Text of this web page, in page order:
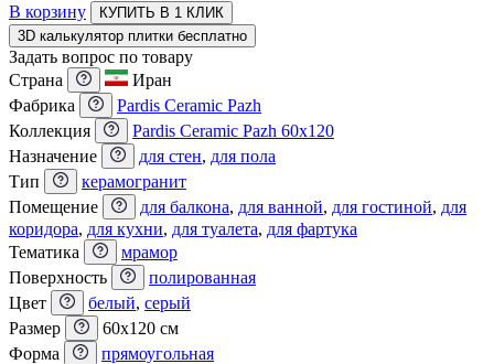
В корзину
КУПИТЬ В 1 КЛИК
3D калькулятор плитки бесплатно
Задать вопрос по товару
Страна
Иран
Фабрика
Pardis Ceramic Pazh
Коллекция
Pardis Ceramic Pazh 60x120
Назначение
для стен, для пола
Тип
керамогранит
Помещение
для балкона, для ванной, для гостиной, для
коридора, для кухни, для туалета, для фартука
Тематика
мрамор
Поверхность
полированная
Цвет
белый, серый
Размер
60x120 см
Форма
прямоугольная